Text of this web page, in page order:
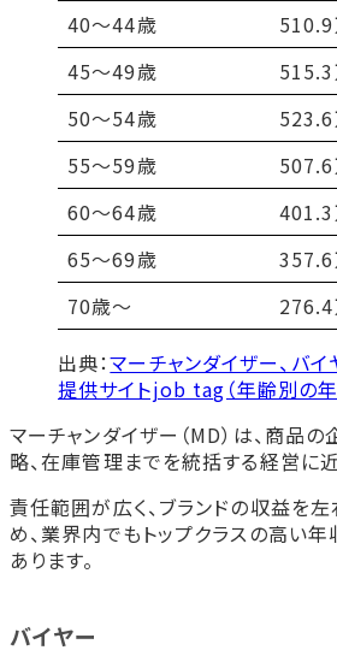
40～44歳
45～49歳
50〜54歳
55〜59歳
60〜64歳
65〜69歳
70歳〜
出典：マーチャンダイザー、バ
提供サイトjob tag（年齢別の年
マーチャンダイザー（MD）は、商品
略、在庫管理までを統括する経営に
責任範囲が広く、ブランドの収益を
め、業界内でもトップクラスの高い
あります。
バイヤー